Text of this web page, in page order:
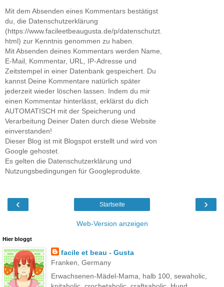
Mit dem Absenden eines Kommentars bestätigst
du, die Datenschutzerklärung
(https://www.facileetbeaugusta.de/p/datenschutzt.
html) zur Kenntnis genommen zu haben.
Mit Absenden deines Kommentars werden Name,
E-Mail, Kommentar, URL, IP-Adresse und
Zeitstempel in einer Datenbank gespeichert. Du
kannst Deine Kommentare natürlich später
jederzeit wieder löschen lassen. Indem du mir
einen Kommentar hinterlässt, erklärst du dich
AUTOMATISCH mit der Speicherung und
Verarbeitung Deiner Daten durch diese Website
einverstanden!
Dieser Blog ist mit Blogspot erstellt und wird von
Google gehostet.
Es gelten die Datenschutzerklärung und
Nutzungsbedingungen für Googleprodukte.
‹ ›
Startseite
Web-Version anzeigen
Hier bloggt
facile et beau - Gusta
Franken, Germany
Erwachsenen-Mädel-Mama, halb 100, sewaholic,